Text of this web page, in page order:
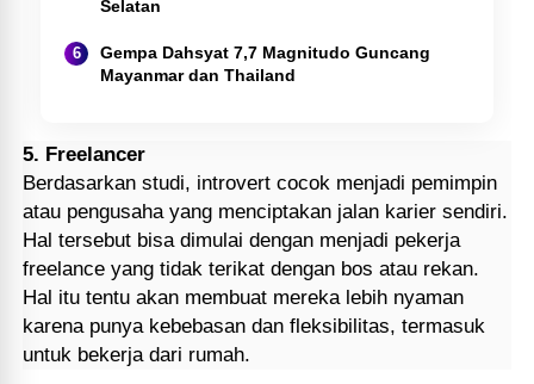
Selatan
Gempa Dahsyat 7,7 Magnitudo Guncang
Mayanmar dan Thailand
5. Freelancer
Berdasarkan studi, introvert cocok menjadi pemimpin
atau pengusaha yang menciptakan jalan karier sendiri.
Hal tersebut bisa dimulai dengan menjadi pekerja
freelance yang tidak terikat dengan bos atau rekan.
Hal itu tentu akan membuat mereka lebih nyaman
karena punya kebebasan dan fleksibilitas, termasuk
untuk bekerja dari rumah.